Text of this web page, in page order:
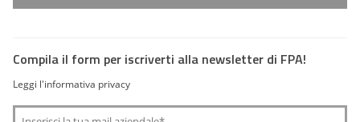
Compila il form per iscriverti alla newsletter di FPA!
Leggi l'informativa privacy